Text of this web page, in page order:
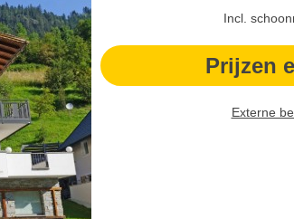
Incl.
Prijzen
Externe